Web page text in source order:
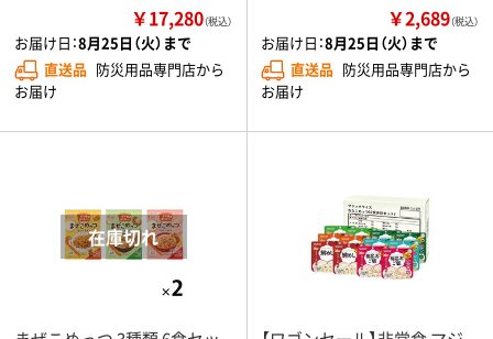
￥17,280（税込）
お届け日：8月25日（火）まで
直送品 防災用品専門店から
お届け
￥2,689（税込）
お届け日：8月25日（火）まで
直送品 防災用品専門店から
お届け